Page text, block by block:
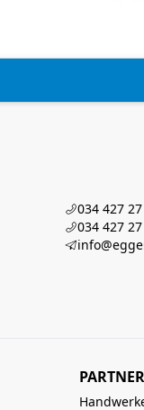
034 427
034 427
PARTNER